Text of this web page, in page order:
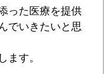
った医療を提供
でいきたいと思
ます。